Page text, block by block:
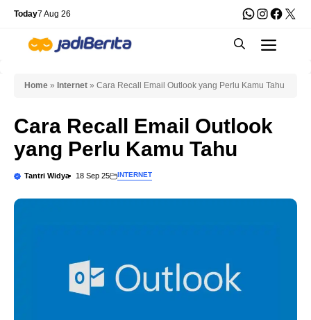
Skip
content
Today7 Aug 26 WhatsApp
X
Home » Internet » Cara Recall Email Outlook yang Perlu Kamu Tahu
Cara Recall Email Outlook
yang Perlu Kamu Tahu
Tantri Widya 18 Sep 25 INTERNET